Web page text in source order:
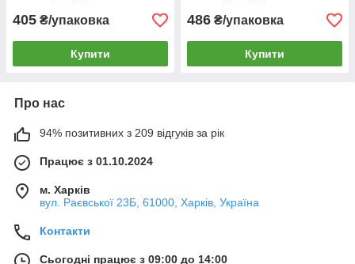
405 ₴/упаковка
Купити
486 ₴/упаковка
Купити
Про нас
94% позитивних з 209 відгуків за рік
Працює з 01.10.2024
м. Харків
вул. Раєвської 23Б, 61000, Харків, Україна
Контакти
Сьогодні працює з 09:00 до 14:00